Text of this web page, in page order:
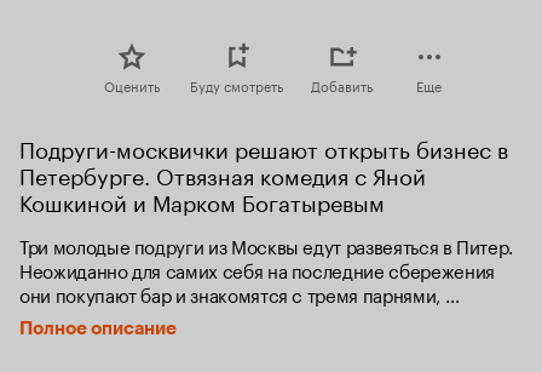
Оценить Буду смотреть Добавить Еще
Подруги-москвички решают открыть бизнес в
Петербурге. Отвязная комедия с Яной
Кошкиной и Марком Богатыревым
Три молодые подруги из Москвы едут развеяться в Питер.
Неожиданно для самих себя на последние сбережения
они покупают бар и знакомятся с тремя парнями,
у которых есть одна тайна. Завязывается противостояние,
полное интриг и неожиданных поворотов. Удастся
Полное описание